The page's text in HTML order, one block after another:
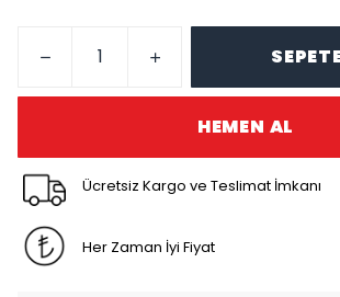
HEMEN AL
Ücretsiz Kargo ve Teslimat İmkanı
Her Zaman İyi Fiyat